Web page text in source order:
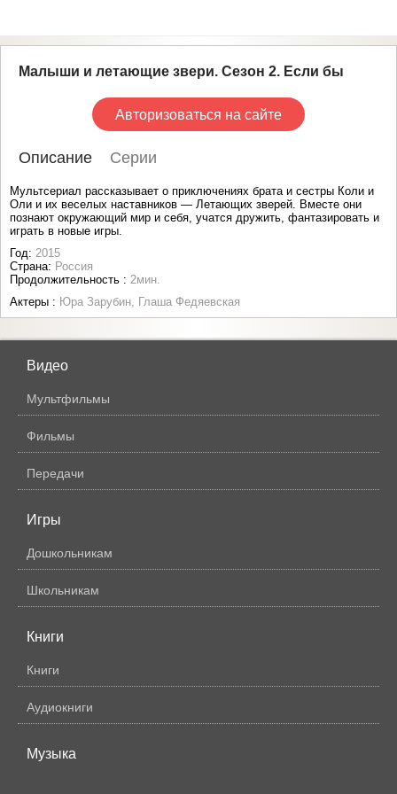
Малыши и летающие звери. Сезон 2. Если бы
Авторизоваться на сайте
Описание Серии
Мультсериал рассказывает о приключениях брата и сестры Коли и
Оли и их веселых наставников — Летающих зверей. Вместе они
познают окружающий мир и себя, учатся дружить, фантазировать и
играть в новые игры.
Год: 2015
Страна: Россия
Продолжительность : 2мин.
Актеры : Юра Зарубин, Глаша Федяевская
Видео
Мультфильмы
Фильмы
Передачи
Игры
Дошкольникам
Школьникам
Книги
Книги
Аудиокниги
Музыка